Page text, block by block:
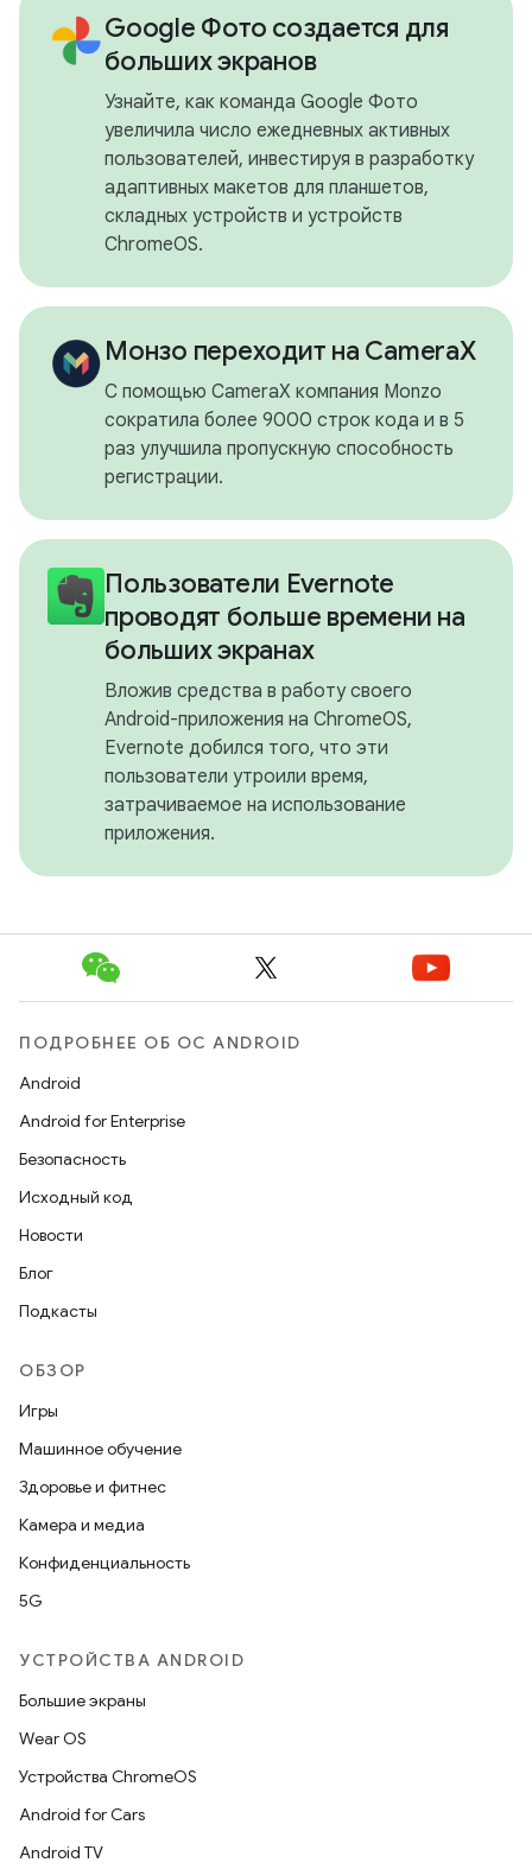
Google Фото создается для
больших экранов
Узнайте, как команда Google Фото
увеличила число ежедневных активных
пользователей, инвестируя в разработку
адаптивных макетов для планшетов,
складных устройств и устройств
ChromeOS.
Монзо переходит на CameraX
С помощью CameraX компания Monzo
сократила более 9000 строк кода и в 5
раз улучшила пропускную способность
регистрации.
Пользователи Evernote
проводят больше времени на
больших экранах
Вложив средства в работу своего
Android-приложения на ChromeOS,
Evernote добился того, что эти
пользователи утроили время,
затрачиваемое на использование
приложения.
ПОДРОБНЕЕ ОБ ОС ANDROID
Android
Android for Enterprise
Безопасность
Исходный код
Новости
Блог
Подкасты
ОБЗОР
Игры
Машинное обучение
Здоровье и фитнес
Камера и медиа
Конфиденциальность
5G
УСТРОЙСТВА ANDROID
Большие экраны
Wear OS
Устройства ChromeOS
Android for Cars
Android TV